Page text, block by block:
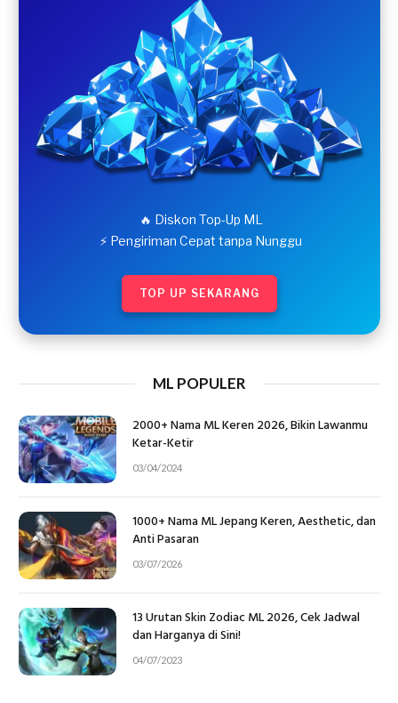
🔥 Diskon Top-Up ML
⚡ Pengiriman Cepat tanpa Nunggu
TOP UP SEKARANG
ML POPULER
2000+ Nama ML Keren 2026, Bikin Lawanmu
Ketar-Ketir
03/04/2024
1000+ Nama ML Jepang Keren, Aesthetic, dan
Anti Pasaran
03/07/2026
13 Urutan Skin Zodiac ML 2026, Cek Jadwal
dan Harganya di Sini!
04/07/2023